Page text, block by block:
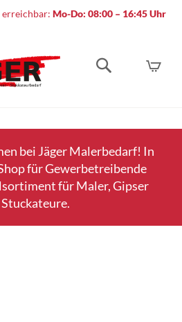
Mo-Do: 08:00 – 16:45 Uhr
bei Jäger Malerbedarf! In
für Gewerbetreibende
für Maler, Gipser